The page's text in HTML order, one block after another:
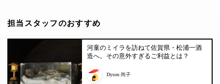
担当スタッフのおすすめ
河童のミイラを訪ねて佐賀県・松浦一酒
造へ。その意外すぎるご利益とは？
Dyson 尚子